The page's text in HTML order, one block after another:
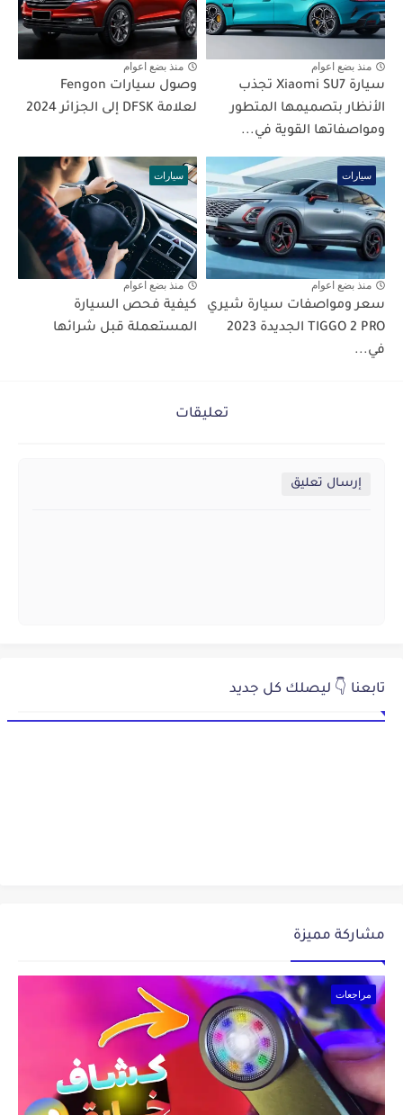
منذ بضع اعوام
سيارة Xiaomi SU7 تجذب
الأنظار بتصميمها المتطور
ومواصفاتها القوية في...
منذ بضع اعوام
وصول سيارات Fengon
لعلامة DFSK إلى الجزائر 2024
سيارات
منذ بضع اعوام
سعر ومواصفات سيارة شيري
TIGGO 2 PRO الجديدة 2023
في...
سيارات
منذ بضع اعوام
كيفية فحص السيارة
المستعملة قبل شرائها
تعليقات
إرسال تعليق
تابعنا 👇 ليصلك كل جديد
مشاركة مميزة
مراجعات